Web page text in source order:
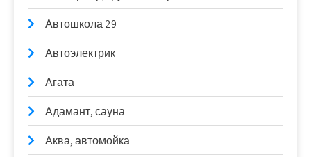
Автошкола 29
Автоэлектрик
Агата
Адамант, сауна
Аква, автомойка